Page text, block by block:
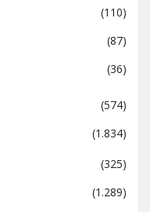
(110)
(87)
(36)
(574)
(1.834)
(325)
(1.289)